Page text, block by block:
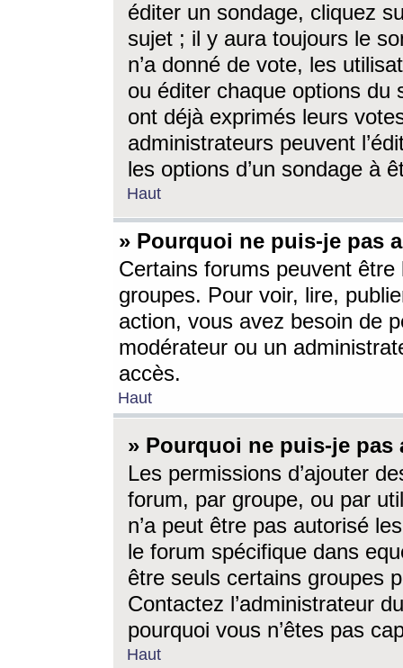
éditer un sondage, cliquez
sujet ; il y aura toujours le
n’a donné de vote, les
ou éditer chaque options du
ont déjà exprimés leurs
administrateurs peuvent
les options d’un sondage à
Haut
» Pourquoi ne puis-je pas
Certains forums peuvent être
groupes. Pour voir, lire,
action, vous avez besoin de
modérateur ou un
accès.
Haut
» Pourquoi ne puis-je
Les permissions d’ajouter
forum, par groupe, ou par
n’a peut être pas autorisé
le forum spécifique dans
être seuls certains groupes
Contactez l’administrateur
pourquoi vous n’êtes pas
Haut